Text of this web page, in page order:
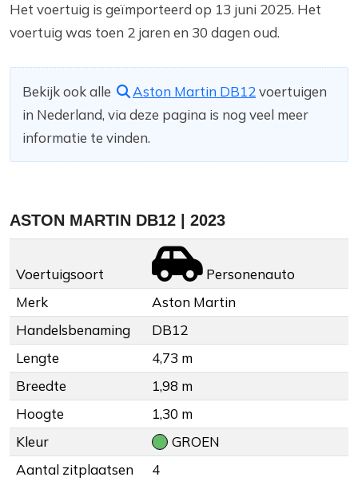
Het voertuig is geïmporteerd op 13 juni 2025. Het
voertuig was toen 2 jaren en 30 dagen oud.
Bekijk ook alle Aston Martin DB12 voertuigen
in Nederland, via deze pagina is nog veel meer
informatie te vinden.
ASTON MARTIN DB12 | 2023
Voertuigsoort
Personenauto
Merk
Aston Martin
Handelsbenaming
DB12
Lengte
4,73 m
Breedte
1,98 m
Hoogte
1,30 m
Kleur
GROEN
Aantal zitplaatsen
4